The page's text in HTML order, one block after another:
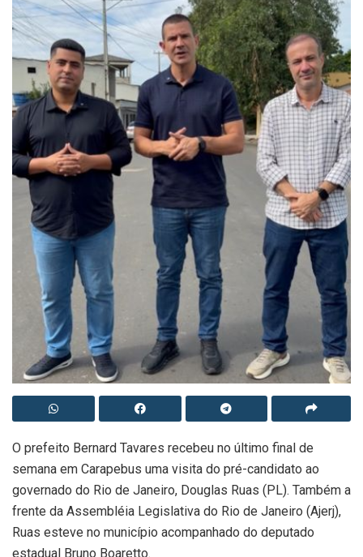
O prefeito Bernard Tavares recebeu no último final de
semana em Carapebus uma visita do pré-candidato ao
governado do Rio de Janeiro, Douglas Ruas (PL). Também a
frente da Assembléia Legislativa do Rio de Janeiro (Ajerj),
Ruas esteve no município acompanhado do deputado
estadual Bruno Boaretto.